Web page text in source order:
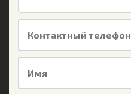
Контактный телефон
Имя